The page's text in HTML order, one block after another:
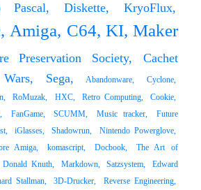
Pascal, Diskette, KryoFlux,
Amiga, C64, KI, Maker
Preservation Society,
Cachet
Sega, Abandonware,
Cyclone,
RoMuzak, HXC, Retro Computing,
Cookie,
FanGame, SCUMM, Music tracker,
Future
iGlasses, Shadowrun,
Nintendo Powerglove,
Amiga, komascript, Docbook,
The Art of
Donald Knuth, Markdown, Satzsystem,
Edward
Stallman, 3D-Drucker,
Reverse Engineering,